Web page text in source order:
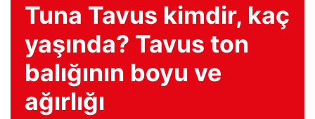
Tuna Tavus kimdir, kaç
yaşında? Tavus ton
balığının boyu ve
ağırlığı